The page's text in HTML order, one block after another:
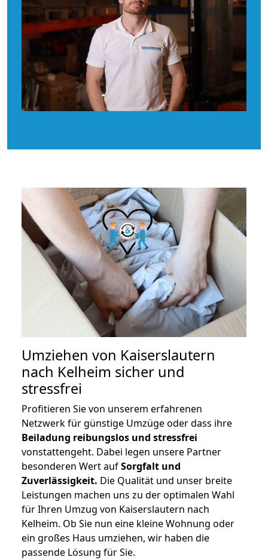
Umziehen von Kaiserslautern
nach Kelheim sicher und
stressfrei
Profitieren Sie von unserem erfahrenen
Netzwerk für günstige Umzüge oder dass ihre
Beiladung reibungslos und stressfrei
vonstattengeht. Dabei legen unsere Partner
besonderen Wert aufSorgfalt und
Zuverlässigkeit. Die Qualität und unser breite
Leistungen machen uns zu der optimalen Wahl
für Ihren Umzug von Kaiserslautern nach
Kelheim. Ob Sie nun eine kleine Wohnung oder
ein großes Haus umziehen, wir haben die
passende Lösung für Sie.